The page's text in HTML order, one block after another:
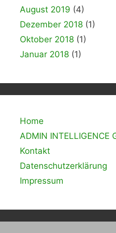
August 2019 (4)
Dezember 2018 (1)
Oktober 2018 (1)
Januar 2018 (1)
Home
ADMIN INTELLIGENCE
Kontakt
Datenschutzerklärung
Impressum